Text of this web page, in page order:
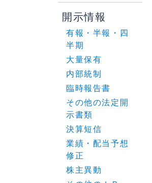
開示情報
有報・半報・四
半期
大量保有
内部統制
臨時報告書
その他の法定開
示書類
決算短信
業績・配当予想
修正
株主異動